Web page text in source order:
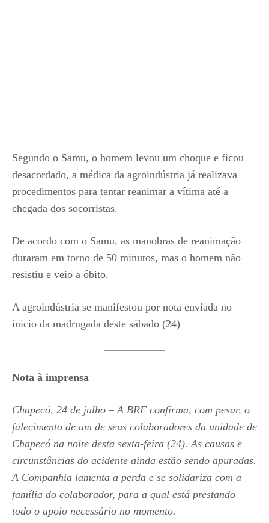
Segundo o Samu, o homem levou um choque e ficou
desacordado, a médica da agroindústria já realizava
procedimentos para tentar reanimar a vítima até a
chegada dos socorristas.
De acordo com o Samu, as manobras de reanimação
duraram em torno de 50 minutos, mas o homem não
resistiu e veio a óbito.
A agroindústria se manifestou por nota enviada no
inicio da madrugada deste sábado (24)
Nota à imprensa
Chapecó, 24 de julho – A BRF confirma, com pesar, o
falecimento de um de seus colaboradores da unidade de
Chapecó na noite desta sexta-feira (24). As causas e
circunstâncias do acidente ainda estão sendo apuradas.
A Companhia lamenta a perda e se solidariza com a
família do colaborador, para a qual está prestando
todo o apoio necessário no momento.